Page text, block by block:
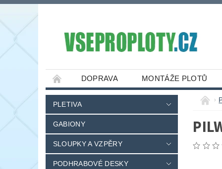
DOPRAVA MONTÁŽE PLOTŮ
PLETIVA
GABIONY
SLOUPKY A VZPĚRY
PODHRABOVÉ DESKY